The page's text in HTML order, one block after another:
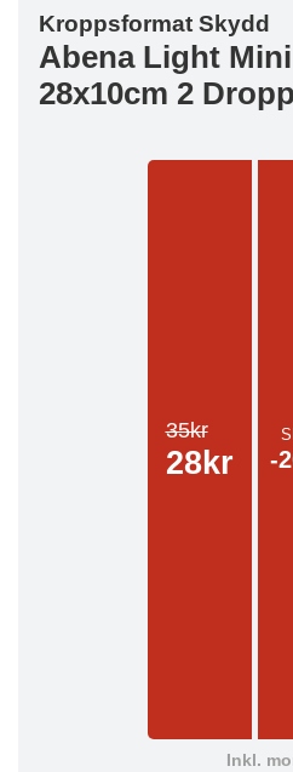
Kroppsformat Skydd
Abena Light
28x10cm 2
35kr
28kr -
Inkl.